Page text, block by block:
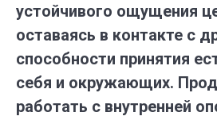
устойчивого ощущения
оставаясь в контакте с
способности принятия
себя и окружающих.
работать с внутренней